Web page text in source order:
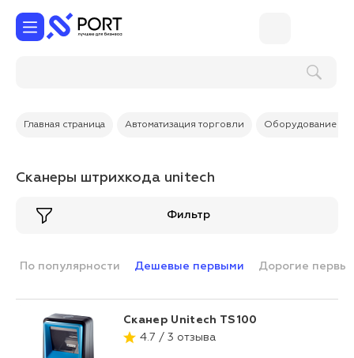
Главная страница Автоматизация торговли Оборудование
Сканеры штрихкода unitech
Фильтр
По популярности Дешевые первыми Дорогие
Сканер Unitech TS100
4.7 / 3 отзыва